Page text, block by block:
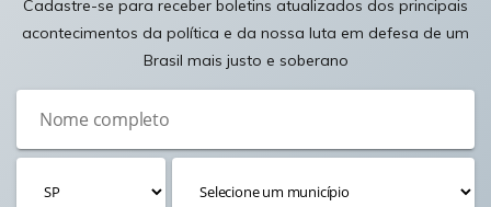
Cadastre-se para receber boletins atualizados dos principais
acontecimentos da política e da nossa luta em defesa de um
Brasil mais justo e soberano